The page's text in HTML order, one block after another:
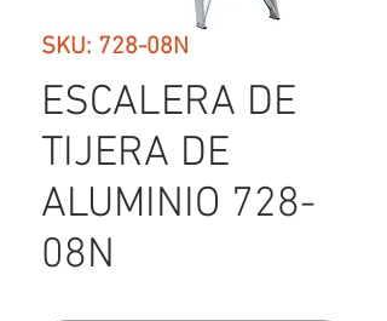
SKU: 728-08N
ESCALERA DE
TIJERA DE
ALUMINIO 728-
08N